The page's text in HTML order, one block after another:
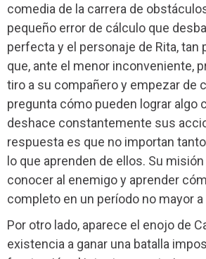
comedia de la carrera de
pequeño error de cálculo que
perfecta y el personaje de Rita,
que, ante el menor inconveniente,
tiro a su compañero y empezar de
pregunta cómo pueden lograr algo
deshace constantemente sus
respuesta es que no importan
lo que aprenden de ellos. Su
conocer al enemigo y aprender
completo en un período no mayor a
Por otro lado, aparece el enojo de
existencia a ganar una batalla